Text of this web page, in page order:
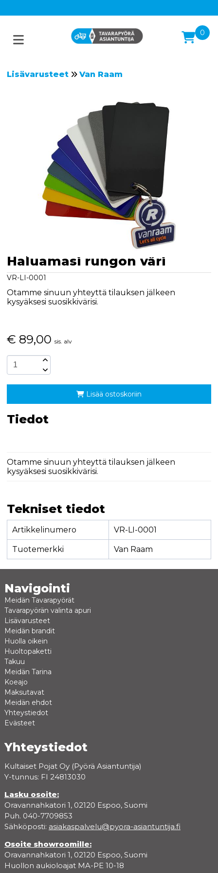
0
Lisävarusteet Van Raam
Haluamasi rungon väri
VR-LI-0001
Otamme sinuun yhteyttä tilauksen jälkeen
kysyäksesi suosikkivärisi.
€ 89,00 sis. alv
Lisää ostoskoriin
Tiedot
Otamme sinuun yhteyttä tilauksen jälkeen
kysyäksesi suosikkivärisi.
Tekniset tiedot
Artikkelinumero VR-LI-0001
Tuotemerkki Van Raam
Navigointi
Meidän Tavarapyörät
Tavarapyörän valinta apuri
Lisävarusteet
Meidän brandit
Huolla oikein
Huoltopaketti
Takuu
Meidän Tarina
Koeajo
Maksutavat
Meidän ehdot
Yhteystiedot
Evästeet
Yhteystiedot
Kultaiset Pojat Oy (Pyörä Asiantuntija)
Y-tunnus: FI 24813030
Lasku osoite:
Oravannahkatori 1, 02120 Espoo, Suomi
Puh. 040-7709853
Sähköposti: asiakaspalvelu@pyora-asiantuntija.fi
Osoite showroomille:
Oravannahkatori 1, 02120 Espoo, Suomi
Huollon aukioloajat MA-PE 10-18